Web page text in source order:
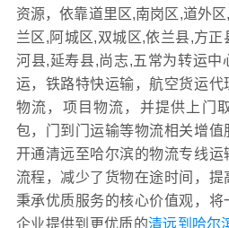
资源，依靠道里区,南岗区,道外
兰区,阿城区,双城区,依兰县,方
河县,延寿县,尚志,五常为转运中
运，铁路特快运输，航空货运
物流，项目物流，并提供上门
包，门到门运输等物流相关增
开通清远至哈尔滨的物流专线
流程，减少了货物在途时间，提
秉承优质服务的核心价值观，将
企业提供到更优质的清远到哈尔